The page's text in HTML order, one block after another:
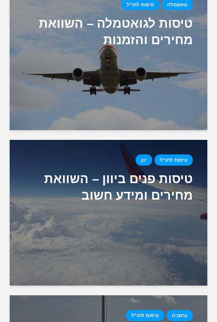
גואטמלה טיסות לחו"ל
טיסות לגואטמלה – השוואת
מחירים והזמנות
טיסות לחו"ל יוון
טיסות פנים ביוון – השוואת
מחירים ומידע חשוב
גרמניה טיסות לחו"ל